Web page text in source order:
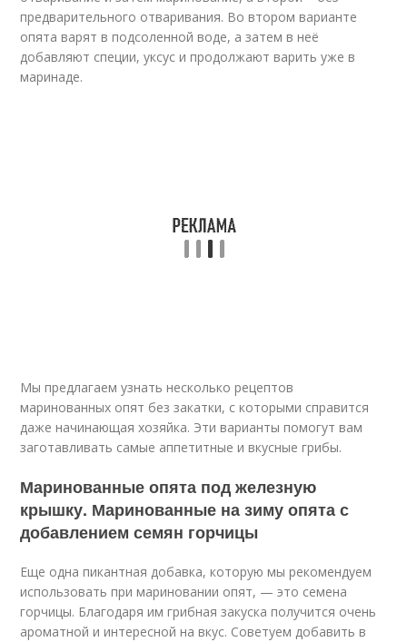
предварительного отваривания. Во втором варианте
опята варят в подсоленной воде, а затем в неё
добавляют специи, уксус и продолжают варить уже в
маринаде.
Мы предлагаем узнать несколько рецептов
маринованных опят без закатки, с которыми справится
даже начинающая хозяйка. Эти варианты помогут вам
заготавливать самые аппетитные и вкусные грибы.
Маринованные опята под железную
крышку. Маринованные на зиму опята с
добавлением семян горчицы
Еще одна пикантная добавка, которую мы рекомендуем
использовать при мариновании опят, — это семена
горчицы. Благодаря им грибная закуска получится очень
ароматной и интересной на вкус. Советуем добавить в